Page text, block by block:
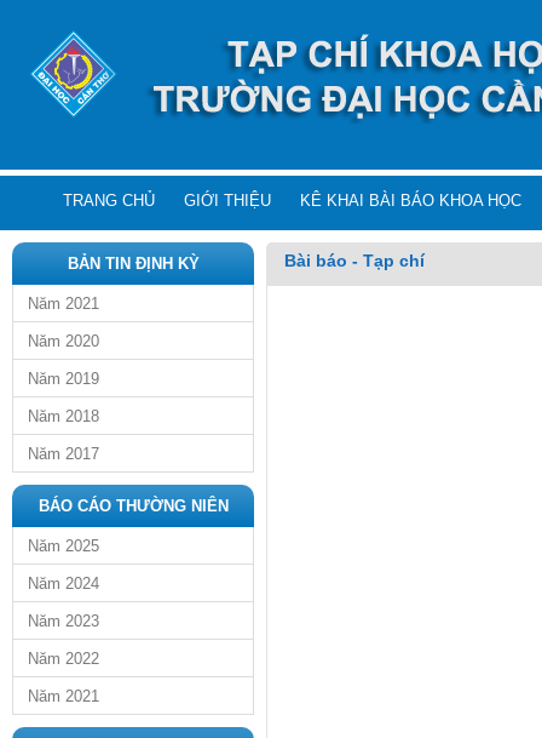
TRANG CHỦ GIỚI THIỆU KÊ KHAI BÀI BÁO KHOA HỌC
BẢN TIN ĐỊNH KỲ
Năm 2021
Năm 2020
Năm 2019
Năm 2018
Năm 2017
BÁO CÁO THƯỜNG NIÊN
Năm 2025
Năm 2024
Năm 2023
Năm 2022
Năm 2021
Bài báo - Tạp chí